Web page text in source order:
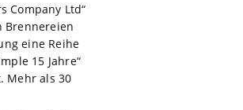
Company Ltd“
Brennereien
eine Reihe
15 Jahre“
Mehr als 30